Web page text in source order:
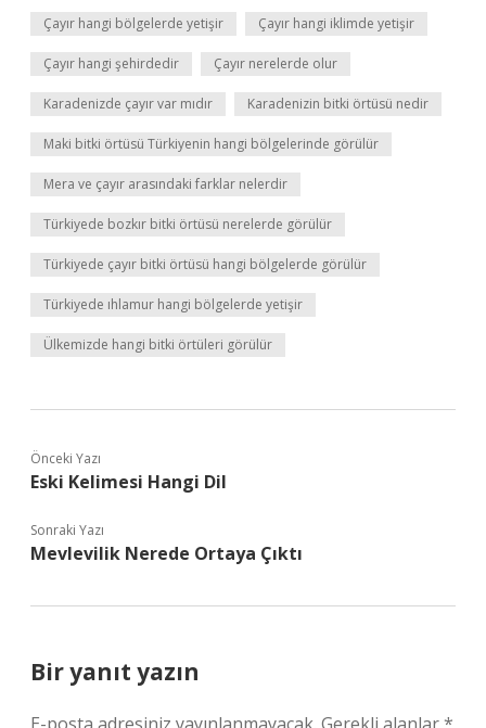
Çayır hangi bölgelerde yetişir Çayır hangi iklimde yetişir
Çayır hangi şehirdedir Çayır nerelerde olur
Karadenizde çayır var mıdır Karadenizin bitki örtüsü nedir
Maki bitki örtüsü Türkiyenin hangi bölgelerinde görülür
Mera ve çayır arasındaki farklar nelerdir
Türkiyede bozkır bitki örtüsü nerelerde görülür
Türkiyede çayır bitki örtüsü hangi bölgelerde görülür
Türkiyede ıhlamur hangi bölgelerde yetişir
Ülkemizde hangi bitki örtüleri görülür
Önceki Yazı
Eski Kelimesi Hangi Dil
Sonraki Yazı
Mevlevilik Nerede Ortaya Çıktı
Bir yanıt yazın